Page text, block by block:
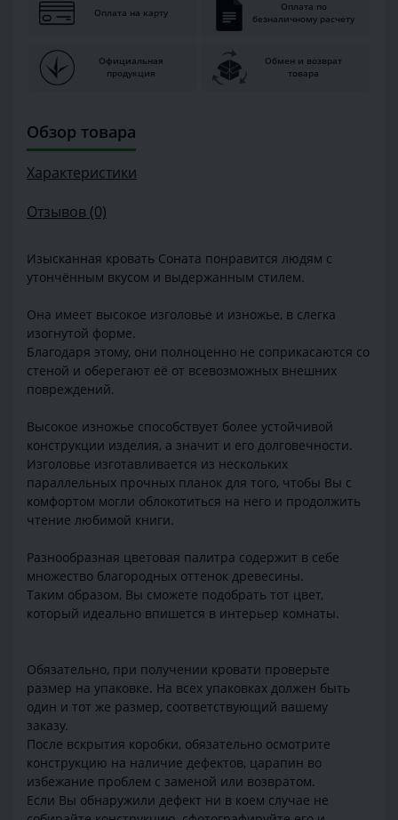
Оплата на карту
Оплата по
безналичному расчету
Официальная
продукция
Обмен и возврат
товара
Обзор товара
Характеристики
Отзывов (0)
Изысканная кровать Соната понравится людям с
утончённым вкусом и выдержанным стилем.
Она имеет высокое изголовье и изножье, в слегка
изогнутой форме.
Благодаря этому, они полноценно не соприкасаются со
стеной и оберегают её от всевозможных внешних
повреждений.
Высокое изножье способствует более устойчивой
конструкции изделия, а значит и его долговечности.
Изголовье изготавливается из нескольких
параллельных прочных планок для того, чтобы Вы с
комфортом могли облокотиться на него и продолжить
чтение любимой книги.
Разнообразная цветовая палитра содержит в себе
множество благородных оттенок древесины.
Таким образом, Вы сможете подобрать тот цвет,
который идеально впишется в интерьер комнаты.
Обязательно, при получении кровати проверьте
размер на упаковке. На всех упаковках должен быть
один и тот же размер, соответствующий вашему
заказу.
После вскрытия коробки, обязательно осмотрите
конструкцию на наличие дефектов, царапин во
избежание проблем с заменой или возвратом.
Если Вы обнаружили дефект ни в коем случае не